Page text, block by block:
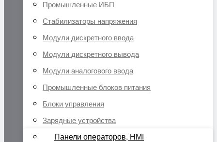
Промышленные ИБП
Стабилизаторы напряжения
Модули дискретного ввода
Модули дискретного вывода
Модули аналогового ввода
Промышленные блоков питания
Блоки управления
Зарядные устройства
Панели операторов, HMI